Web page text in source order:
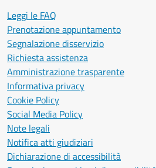
Leggi le FAQ
Prenotazione appuntamento
Segnalazione disservizio
Richiesta assistenza
Amministrazione trasparente
Informativa privacy
Cookie Policy
Social Media Policy
Note legali
Notifica atti giudiziari
Dichiarazione di accessibilità